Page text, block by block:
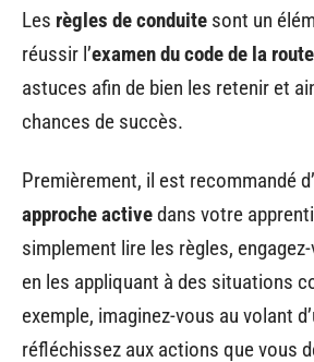
Les règles de conduite sont un
réussir l’examen du code de la route
astuces afin de bien les retenir et
chances de succès.
Premièrement, il est recommandé
approche activedans votre
simplement lire les règles,
en les appliquant à des situations
exemple, imaginez-vous au volant
réfléchissez aux actions que vous